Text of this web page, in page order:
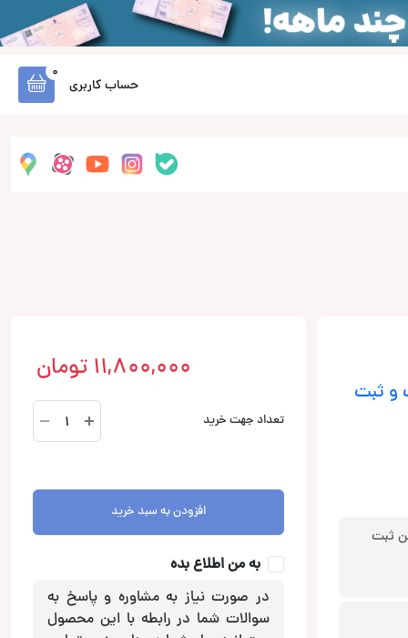
حساب کاربری
0
و ثبت
ثبت
11,800,000 تومان
تعداد جهت خرید
دوربین
ثبت
آدیوLS
LS-
40K
عدد
افزودن به سبد خرید
به من اطلاع بده
در صورت نیاز به مشاوره و پاسخ به
سوالات شما در رابطه با این محصول